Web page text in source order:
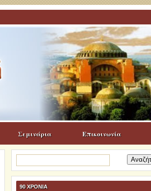
Σεμινάρια Επικοινωνία
για:
90 ΧΡΟΝΙΑ